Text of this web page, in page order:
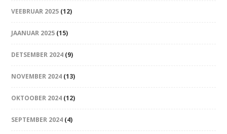
VEEBRUAR 2025 (12)
JAANUAR 2025 (15)
DETSEMBER 2024 (9)
NOVEMBER 2024 (13)
OKTOOBER 2024 (12)
SEPTEMBER 2024 (4)